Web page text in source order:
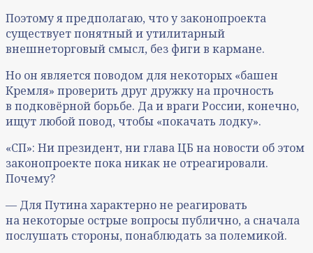
Поэтому я предполагаю, что у законопроекта
существует понятный и утилитарный
внешнеторговый смысл, без фиги в кармане.
Но он является поводом для некоторых «башен
Кремля» проверить друг дружку на прочность
в подковёрной борьбе. Да и враги России, конечно,
ищут любой повод, чтобы «покачать лодку».
«СП»: Ни президент, ни глава ЦБ на новости об этом
законопроекте пока никак не отреагировали.
Почему?
— Для Путина характерно не реагировать
на некоторые острые вопросы публично, а сначала
послушать стороны, понаблюдать за полемикой.